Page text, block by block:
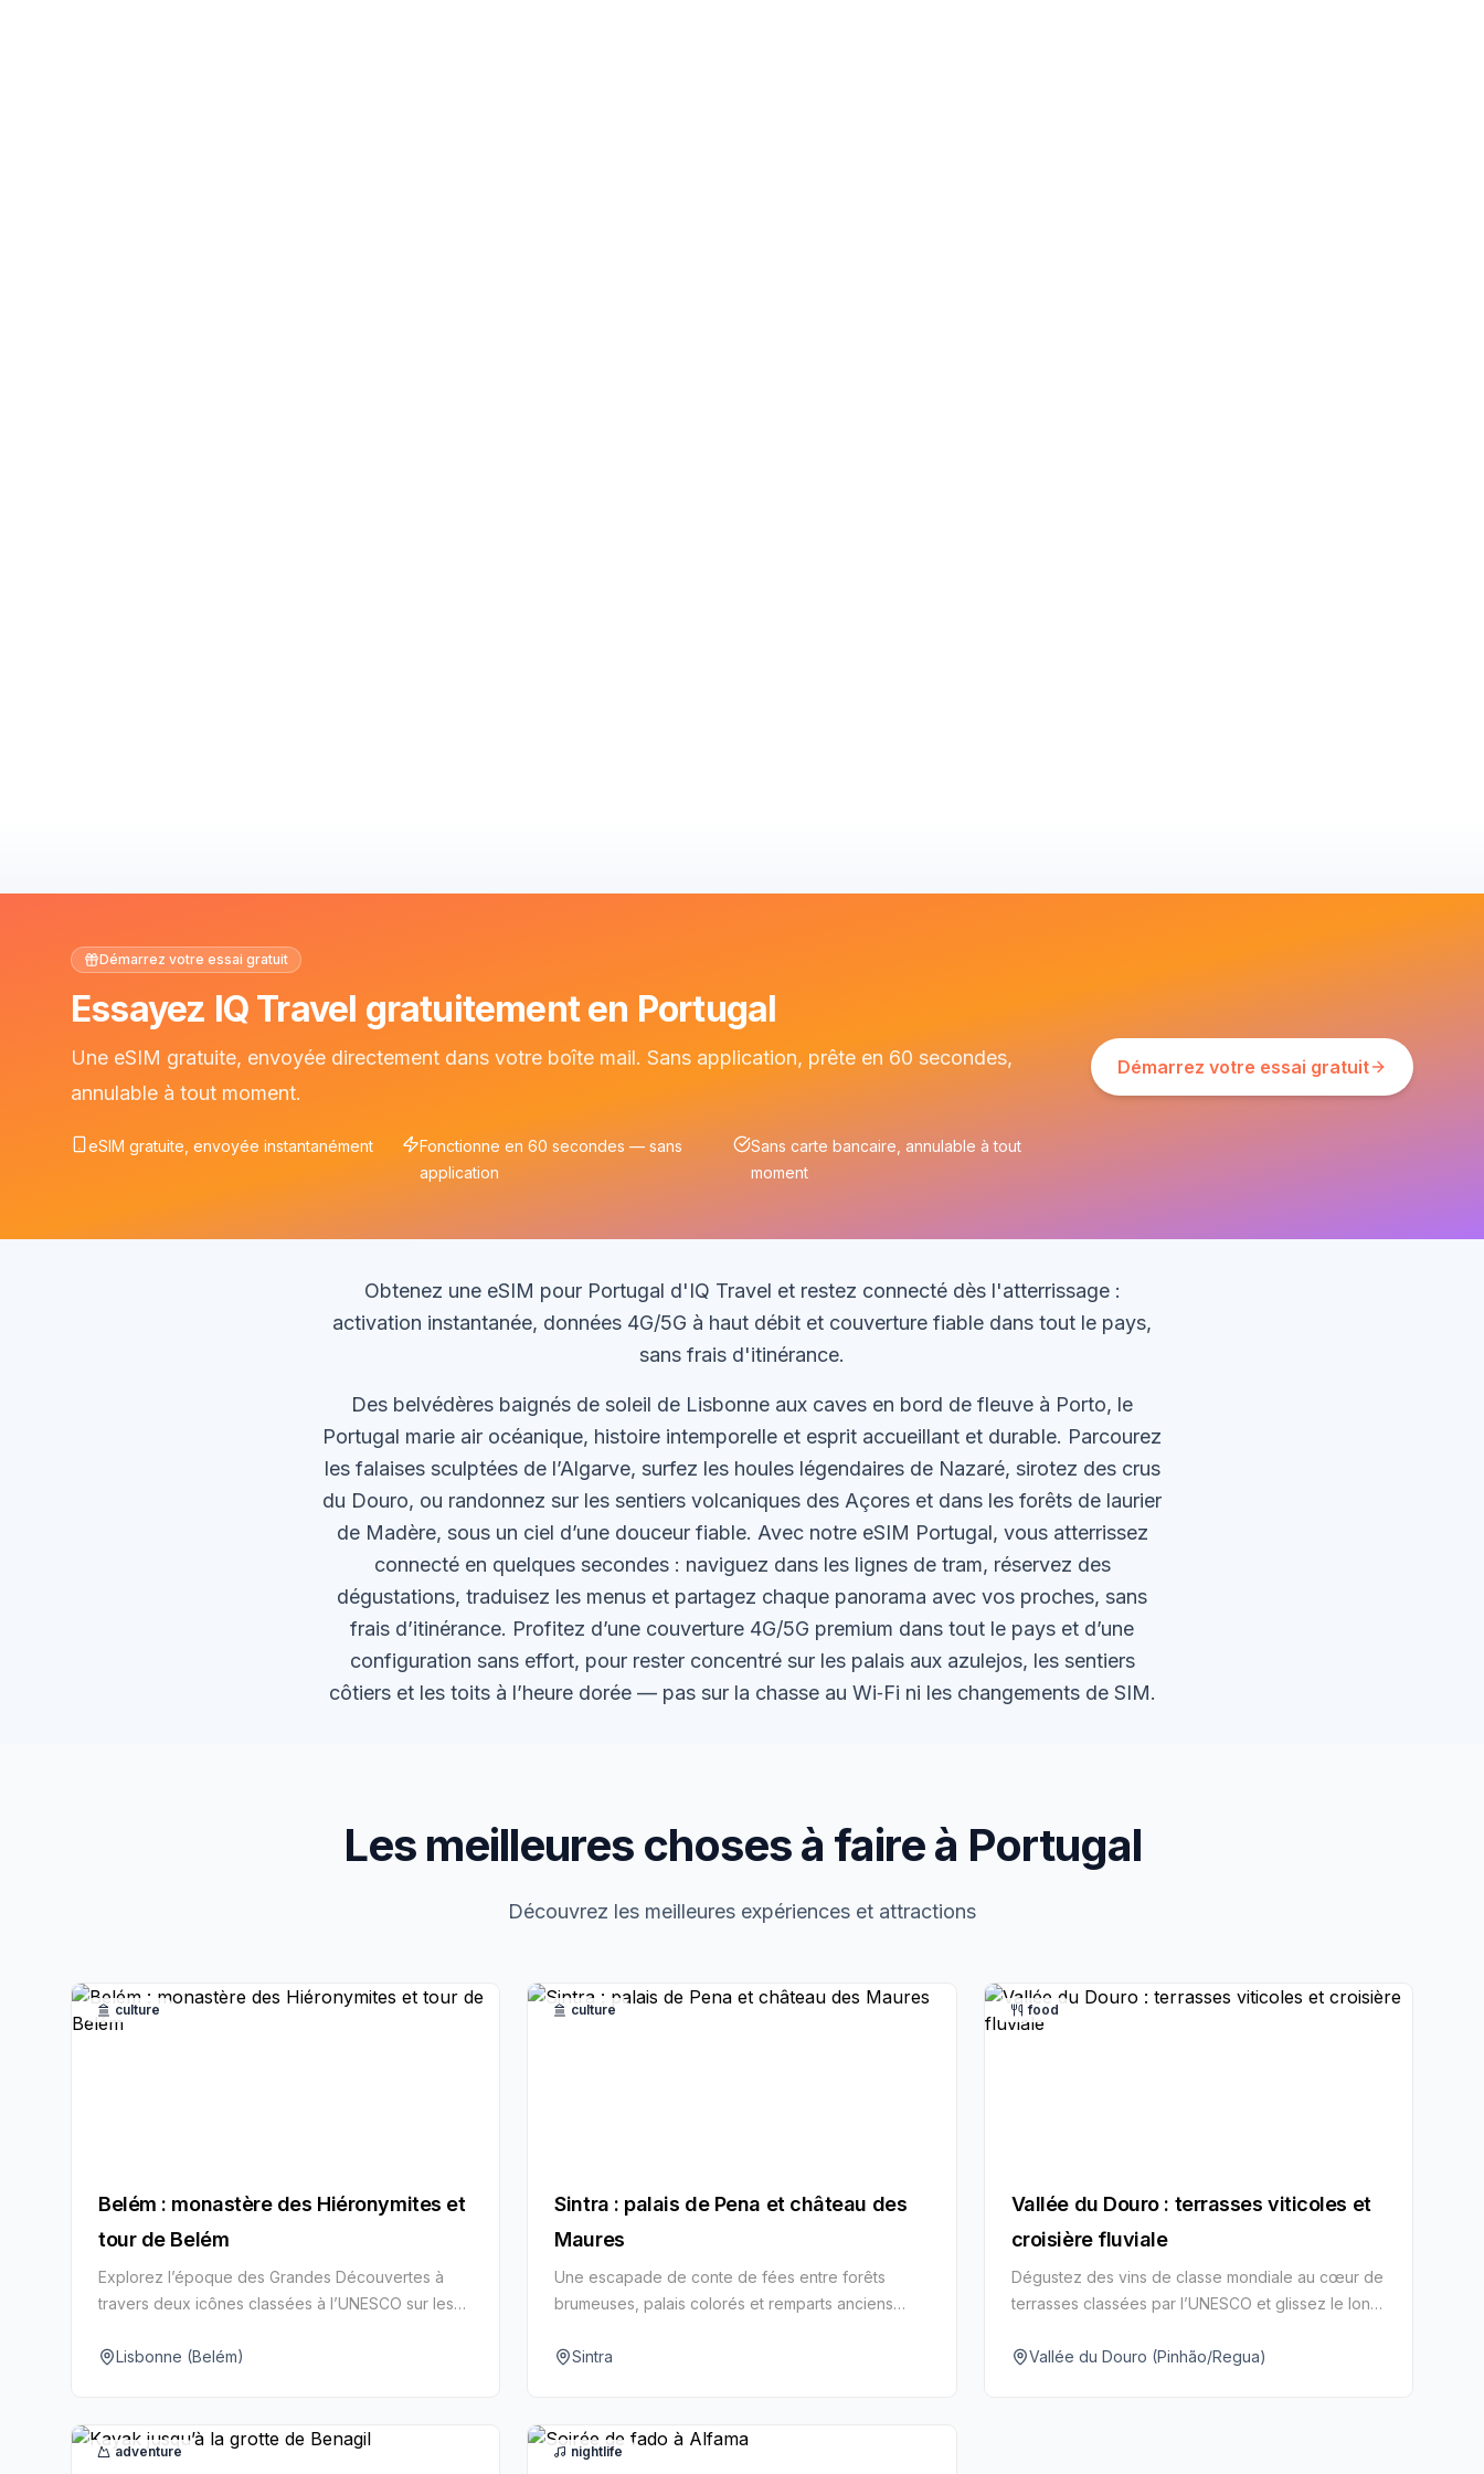
Démarrez votre essai gratuit
Essayez IQ Travel gratuitement en Portugal
Une eSIM gratuite, envoyée directement dans votre boîte mail. Sans application, prête en 60 secondes,
annulable à tout moment.
eSIM gratuite, envoyée instantanément
Fonctionne en 60 secondes — sans
application
Sans carte bancaire, annulable à tout
moment
Démarrez votre essai gratuit
Obtenez une eSIM pour Portugal d'IQ Travel et restez connecté dès l'atterrissage :
activation instantanée, données 4G/5G à haut débit et couverture fiable dans tout le pays,
sans frais d'itinérance.
Des belvédères baignés de soleil de Lisbonne aux caves en bord de fleuve à Porto, le
Portugal marie air océanique, histoire intemporelle et esprit accueillant et durable. Parcourez
les falaises sculptées de l’Algarve, surfez les houles légendaires de Nazaré, sirotez des crus
du Douro, ou randonnez sur les sentiers volcaniques des Açores et dans les forêts de laurier
de Madère, sous un ciel d’une douceur fiable. Avec notre eSIM Portugal, vous atterrissez
connecté en quelques secondes : naviguez dans les lignes de tram, réservez des
dégustations, traduisez les menus et partagez chaque panorama avec vos proches, sans
frais d’itinérance. Profitez d’une couverture 4G/5G premium dans tout le pays et d’une
configuration sans effort, pour rester concentré sur les palais aux azulejos, les sentiers
côtiers et les toits à l’heure dorée — pas sur la chasse au Wi‑Fi ni les changements de SIM.
Les meilleures choses à faire à Portugal
Découvrez les meilleures expériences et attractions
culture
Belém : monastère des Hiéronymites et
tour de Belém
Explorez l’époque des Grandes Découvertes à
travers deux icônes classées à l’UNESCO sur les
Lisbonne (Belém)
culture
Sintra : palais de Pena et château des
Maures
Une escapade de conte de fées entre forêts
brumeuses, palais colorés et remparts anciens
Sintra
food
Vallée du Douro : terrasses viticoles et
croisière fluviale
Dégustez des vins de classe mondiale au cœur de
terrasses classées par l’UNESCO et glissez le long
Vallée du Douro (Pinhão/Regua)
adventure nightlife